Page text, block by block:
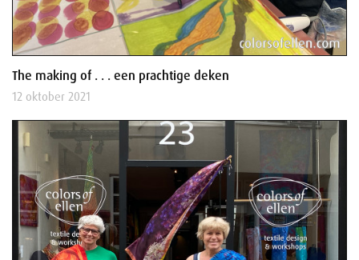
The making of . . . een prachtige deken
12 oktober 2021